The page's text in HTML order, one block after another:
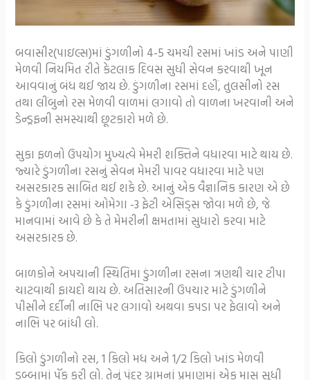
બવાસીર(પાઇલ્સ)માં ડુંગળીનો 4-5 ચમચી રસમાં ખાંડ અને પાણી
મેળવી નિયમિત રીતે કેટલાક દિવસ સુધી સેવન કરવાથી ખૂન
આવવાનું બંધ થઈ જાય છે. ડુંગળીના રસમાં દહીં, તુલસીનો રસ
તથા લીંબુનો રસ મેળવી વાળમાં લગાવો તો વાળના ખરવાની અને
ડેન્ડ્રફની સમસ્યાથી છૂટકારો મળે છે.
સુકા ફળનો ઉપયોગ મુખ્યત્વે મેમરી શક્તિને વધારવા માટે થાય છે.
જ્યારે ડુંગળીના રસનું સેવન મેમરી પાવર વધારવા માટે પણ
અસરકારક સાબિત થઈ શકે છે. આનું એક વૈજ્ઞાનિક કારણ એ છે
કે ડુંગળીના રસમાં ઓમેગા -3 ફેટી એસિડ્સ જોવા મળે છે, જે
માનવામાં આવે છે કે તે મેમરીની ક્ષમતામાં સુધારો કરવા માટે
અસરકારક છે.
બાળકોને અપચાની સ્થિતિમા ડુંગળીના રસના ત્રણથી ચાર ટીપા
ચાટવાથી ફાયદો થાય છે. અતિસારની ઉપચાર માટે ડુંગળીને
પીસીને દર્દીની નાભિ પર લગાવો અથવા કપડા પર ફેલાવો અને
નાભિ પર બાંધી લો.
કિલો ડુંગળીનો રસ, 1 કિલો મધ અને 1/2 કિલો ખાંડ મેળવી
ડબ્બામાં પૅક કરી લો. તેનું પંદર ગ્રામનાં પ્રમાણમાં એક માસ સુધી